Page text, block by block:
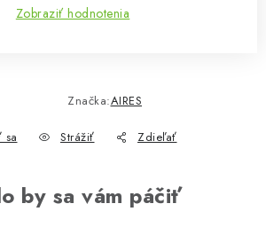
Zobraziť hodnotenia
Značka:AIRES
sa Strážiť Zdieľať
by sa vám páčiť